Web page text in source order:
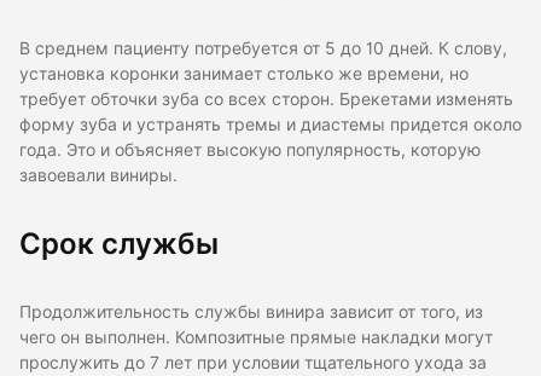
В среднем пациенту потребуется от 5 до 10 дней. К слову,
установка коронки занимает столько же времени, но
требует обточки зуба со всех сторон. Брекетами изменять
форму зуба и устранять тремы и диастемы придется около
года. Это и объясняет высокую популярность, которую
завоевали виниры.
Срок службы
Продолжительность службы винира зависит от того, из
чего он выполнен. Композитные прямые накладки могут
прослужить до 7 лет при условии тщательного ухода за